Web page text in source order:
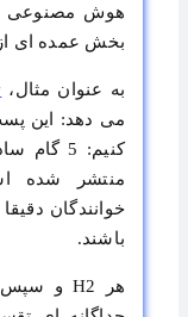
هوش مصنوعی
بخش عمده ای
به عنوان مثال،
می دهد: این
کنیم: 5
منتشر شده
خوانندگان
باشند.